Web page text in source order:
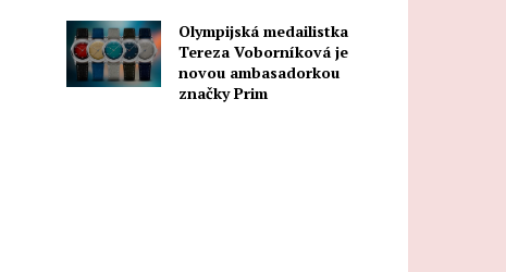
Olympijská medailistka
Tereza Voborníková je
novou ambasadorkou
značky Prim